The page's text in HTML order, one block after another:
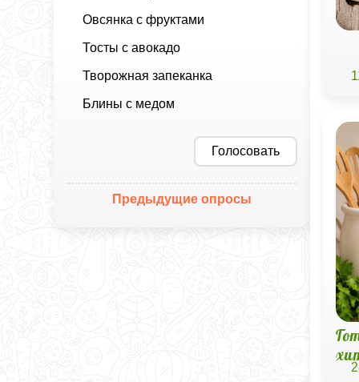
Овсянка с фруктами
Тосты с авокадо
Творожная запеканка
Блины с медом
Голосовать
Предыдущие опросы